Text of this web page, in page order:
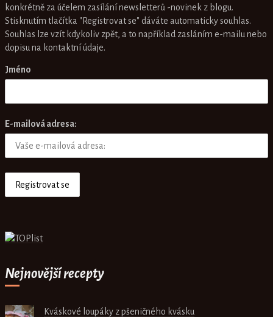
konkrétně za účelem zasílání newsletterů -novinek z blogu.
Stisknutím tlačítka "Registrovat se" dáváte automaticky souhlas.
Souhlas lze vzít kdykoliv zpět, a to například zasláním e-mailu nebo
dopisu na kontaktní údaje.
Jméno
E-mailová adresa:
Nejnovější recepty
Kváskové loupáky z pšeničného kvásku